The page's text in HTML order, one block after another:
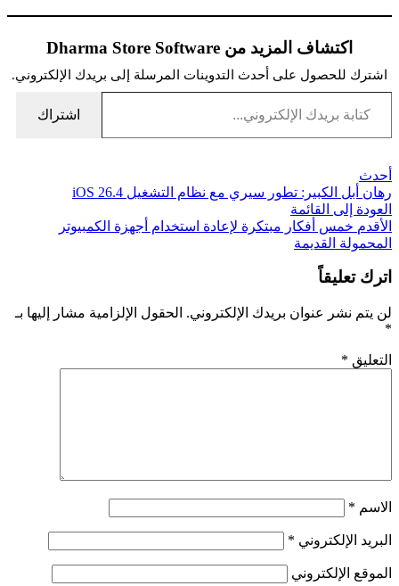
اكتشاف المزيد من Dharma Store Software
اشترك للحصول على أحدث التدوينات المرسلة إلى بريدك الإلكتروني.
كتابة بريدك الإلكتروني...
اشتراك
أحدث
رهان أبل الكبير: تطور سيري مع نظام التشغيل iOS 26.4
العودة إلى القائمة
الأقدم خمس أفكار مبتكرة لإعادة استخدام أجهزة الكمبيوتر
المحمولة القديمة
اترك تعليقاً
لن يتم نشر عنوان بريدك الإلكتروني. الحقول الإلزامية مشار إليها بـ
*
التعليق *
الاسم *
البريد الإلكتروني *
الموقع الإلكتروني